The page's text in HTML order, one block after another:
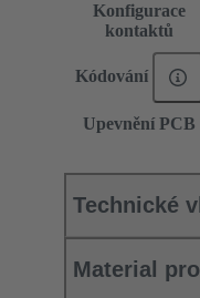
Konfigurace
kontaktů
Kódování
Upevnění PCB
Technické
Material